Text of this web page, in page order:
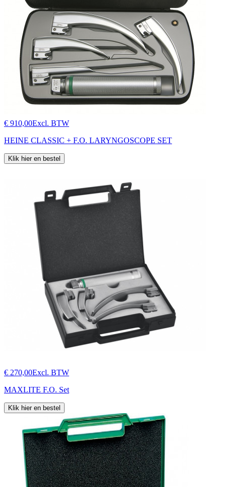
€ 910,00Excl. BTW
HEINE CLASSIC + F.O. LARYNGOSCOPE SET
Klik hier en bestel
€ 270,00Excl. BTW
MAXLITE F.O. Set
Klik hier en bestel